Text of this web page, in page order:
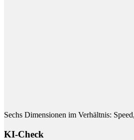
Sechs Dimensionen im Verhältnis:
KI-Check